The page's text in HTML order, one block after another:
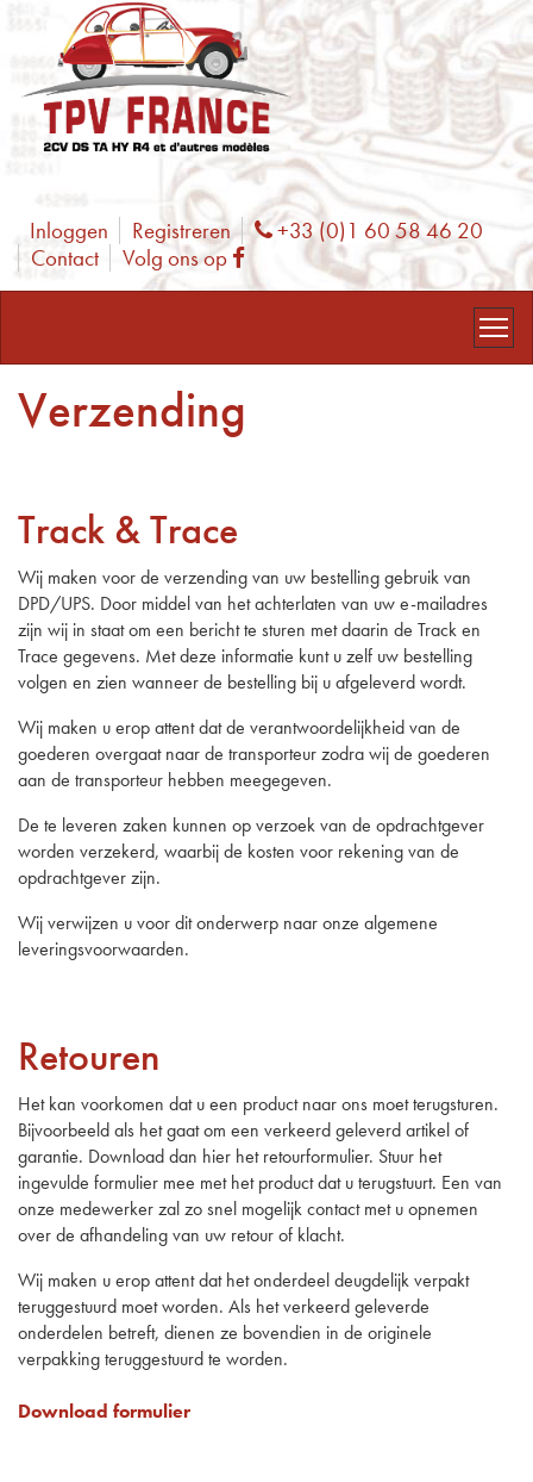
Inloggen Registreren Phone
+33 (0)1 60 58 46 20
Contact
Volg ons op Facebook
Verzending
Track & Trace
Wij maken voor de verzending van uw bestelling gebruik van
DPD/UPS. Door middel van het achterlaten van uw e-mailadres
zijn wij in staat om een bericht te sturen met daarin de Track en
Trace gegevens. Met deze informatie kunt u zelf uw bestelling
volgen en zien wanneer de bestelling bij u afgeleverd wordt.
Wij maken u erop attent dat de verantwoordelijkheid van de
goederen overgaat naar de transporteur zodra wij de goederen
aan de transporteur hebben meegegeven.
De te leveren zaken kunnen op verzoek van de opdrachtgever
worden verzekerd, waarbij de kosten voor rekening van de
opdrachtgever zijn.
Wij verwijzen u voor dit onderwerp naar onze algemene
leveringsvoorwaarden.
Retouren
Het kan voorkomen dat u een product naar ons moet terugsturen.
Bijvoorbeeld als het gaat om een verkeerd geleverd artikel of
garantie. Download dan hier het retourformulier. Stuur het
ingevulde formulier mee met het product dat u terugstuurt. Een van
onze medewerker zal zo snel mogelijk contact met u opnemen
over de afhandeling van uw retour of klacht.
Wij maken u erop attent dat het onderdeel deugdelijk verpakt
teruggestuurd moet worden. Als het verkeerd geleverde
onderdelen betreft, dienen ze bovendien in de originele
verpakking teruggestuurd te worden.
Download formulier